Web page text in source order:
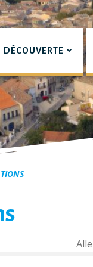
DÉCOUVERTE